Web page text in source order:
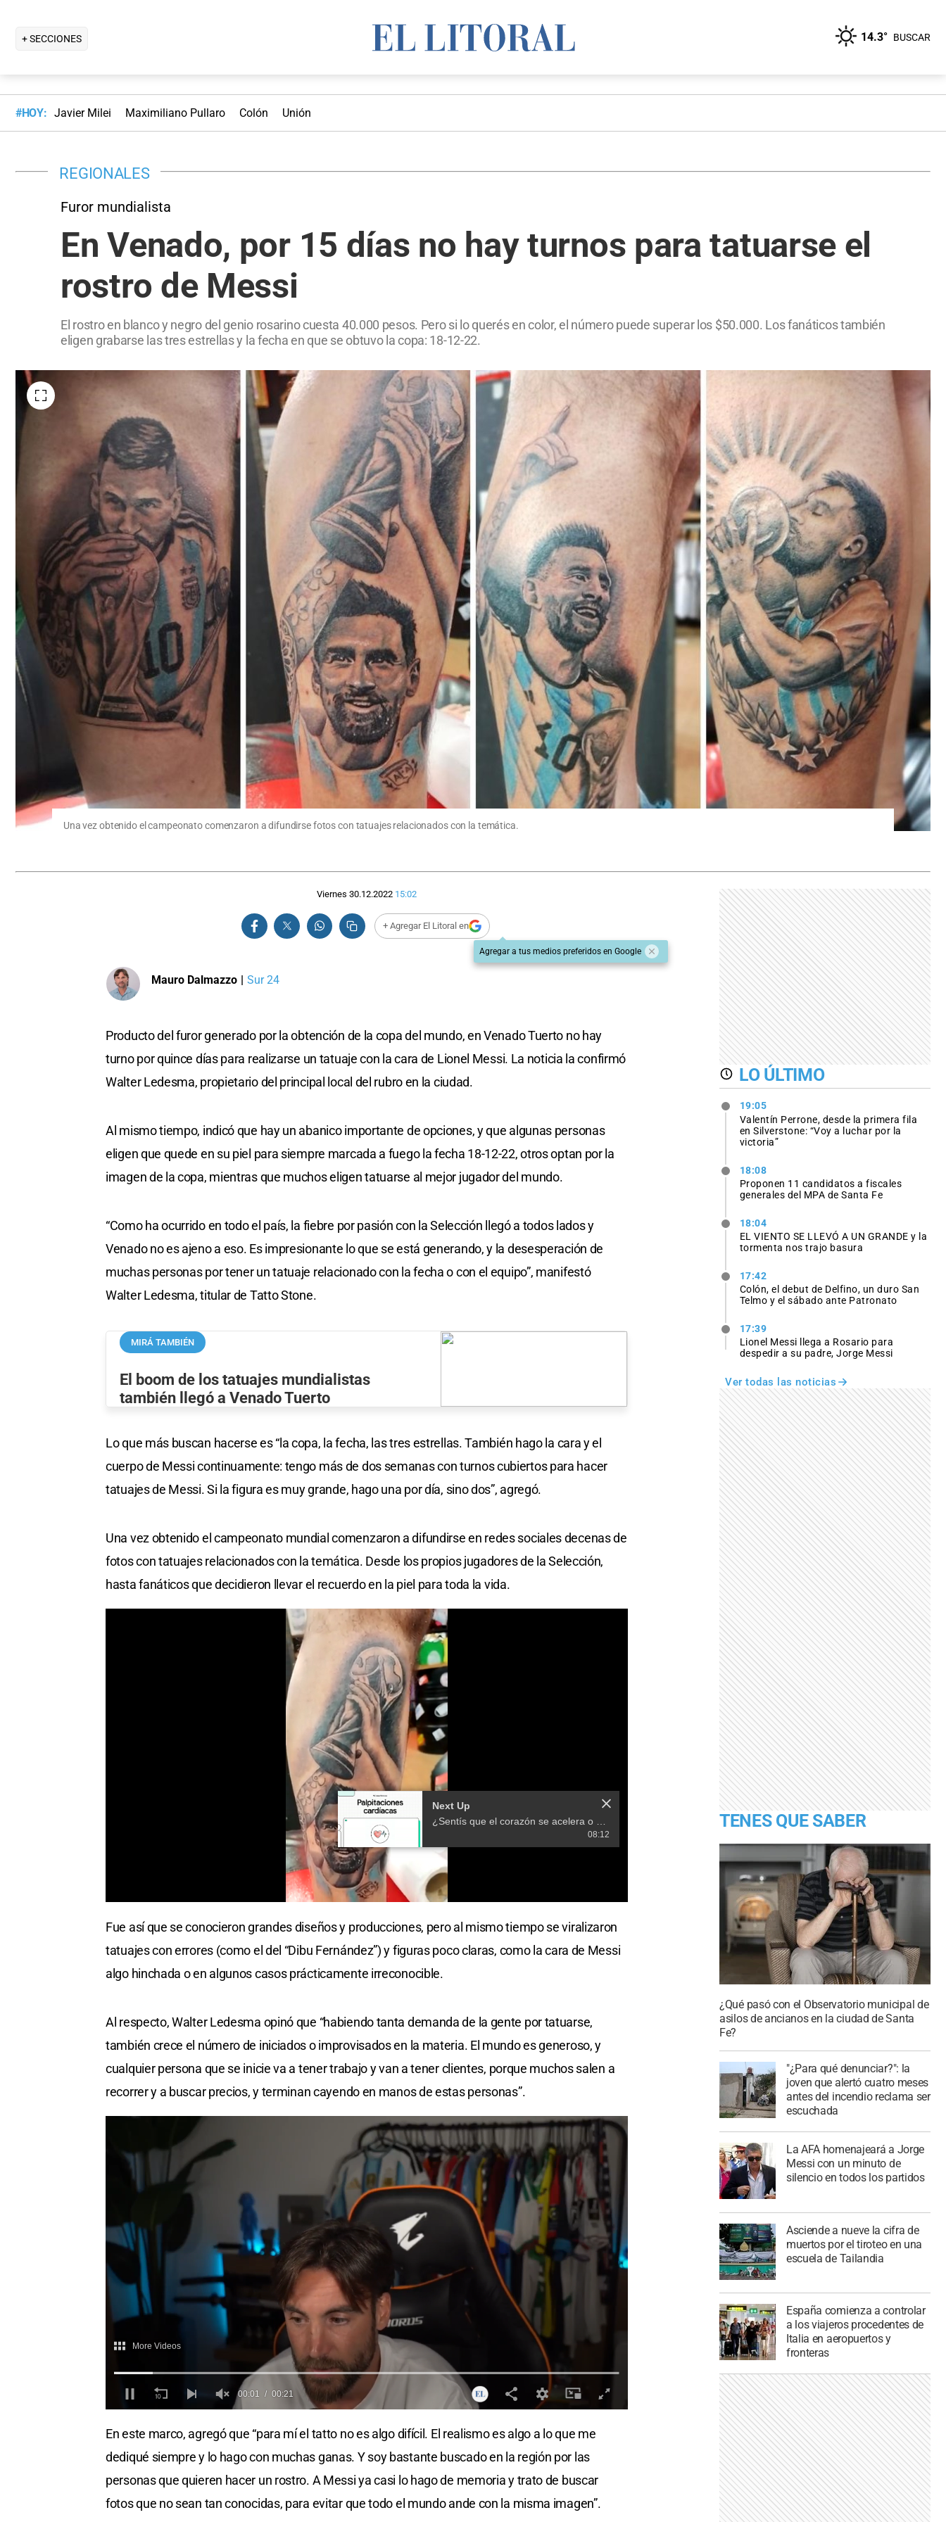
+ SECCIONES 14.3° BUSCAR
#HOY: Javier Milei Maximiliano Pullaro Colón Unión
REGIONALES
Furor mundialista
En Venado, por 15 días no hay turnos para tatuarse el
rostro de Messi
El rostro en blanco y negro del genio rosarino cuesta 40.000 pesos. Pero si lo querés en color, el número puede superar los $50.000. Los fanáticos también
eligen grabarse las tres estrellas y la fecha en que se obtuvo la copa: 18-12-22.
Una vez obtenido el campeonato comenzaron a difundirse fotos con tatuajes relacionados con la temática.
Viernes 30.12.2022 15:02
+ Agregar El Litoral en
Agregar a tus medios preferidos en Google
Mauro Dalmazzo | Sur 24
Producto del furor generado por la obtención de la copa del mundo, en Venado Tuerto no hay
turno por quince días para realizarse un tatuaje con la cara de Lionel Messi. La noticia la confirmó
Walter Ledesma, propietario del principal local del rubro en la ciudad.
Al mismo tiempo, indicó que hay un abanico importante de opciones, y que algunas personas
eligen que quede en su piel para siempre marcada a fuego la fecha 18-12-22, otros optan por la
imagen de la copa, mientras que muchos eligen tatuarse al mejor jugador del mundo.
“Como ha ocurrido en todo el país, la fiebre por pasión con la Selección llegó a todos lados y
Venado no es ajeno a eso. Es impresionante lo que se está generando, y la desesperación de
muchas personas por tener un tatuaje relacionado con la fecha o con el equipo”, manifestó
Walter Ledesma, titular de Tatto Stone.
MIRÁ TAMBIÉN
El boom de los tatuajes mundialistas
también llegó a Venado Tuerto
Lo que más buscan hacerse es “la copa, la fecha, las tres estrellas. También hago la cara y el
cuerpo de Messi continuamente: tengo más de dos semanas con turnos cubiertos para hacer
tatuajes de Messi. Si la figura es muy grande, hago una por día, sino dos”, agregó.
Una vez obtenido el campeonato mundial comenzaron a difundirse en redes sociales decenas de
fotos con tatuajes relacionados con la temática. Desde los propios jugadores de la Selección,
hasta fanáticos que decidieron llevar el recuerdo en la piel para toda la vida.
Fue así que se conocieron grandes diseños y producciones, pero al mismo tiempo se viralizaron
tatuajes con errores (como el del “Dibu Fernández”) y figuras poco claras, como la cara de Messi
algo hinchada o en algunos casos prácticamente irreconocible.
Al respecto, Walter Ledesma opinó que “habiendo tanta demanda de la gente por tatuarse,
también crece el número de iniciados o improvisados en la materia. El mundo es generoso, y
cualquier persona que se inicie va a tener trabajo y van a tener clientes, porque muchos salen a
recorrer y a buscar precios, y terminan cayendo en manos de estas personas”.
En este marco, agregó que “para mí el tatto no es algo difícil. El realismo es algo a lo que me
dediqué siempre y lo hago con muchas ganas. Y soy bastante buscado en la región por las
personas que quieren hacer un rostro. A Messi ya casi lo hago de memoria y trato de buscar
fotos que no sean tan conocidas, para evitar que todo el mundo ande con la misma imagen”.
LO ÚLTIMO
19:05
Valentín Perrone, desde la primera fila
en Silverstone: “Voy a luchar por la
victoria”
18:08
Proponen 11 candidatos a fiscales
generales del MPA de Santa Fe
18:04
EL VIENTO SE LLEVÓ A UN GRANDE y la
tormenta nos trajo basura
17:42
Colón, el debut de Delfino, un duro San
Telmo y el sábado ante Patronato
17:39
Lionel Messi llega a Rosario para
despedir a su padre, Jorge Messi
Ver todas las noticias
TENES QUE SABER
¿Qué pasó con el Observatorio municipal de
asilos de ancianos en la ciudad de Santa
Fe?
"¿Para qué denunciar?": la
joven que alertó cuatro meses
antes del incendio reclama ser
escuchada
La AFA homenajeará a Jorge
Messi con un minuto de
silencio en todos los partidos
Asciende a nueve la cifra de
muertos por el tiroteo en una
escuela de Tailandia
España comienza a controlar
a los viajeros procedentes de
Italia en aeropuertos y
fronteras